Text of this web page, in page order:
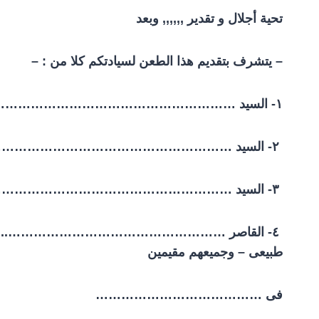
تحية أجلال و تقدير ,,,,,, وبعد
– يتشرف بتقديم هذا الطعن لسيادتكم كلا من : –
۱- السيد
۲- السيد
۳- السيد
٤- القاصر ……………………………………………..
طبيعى – وجميعهم مقيمين
فى …………………………………